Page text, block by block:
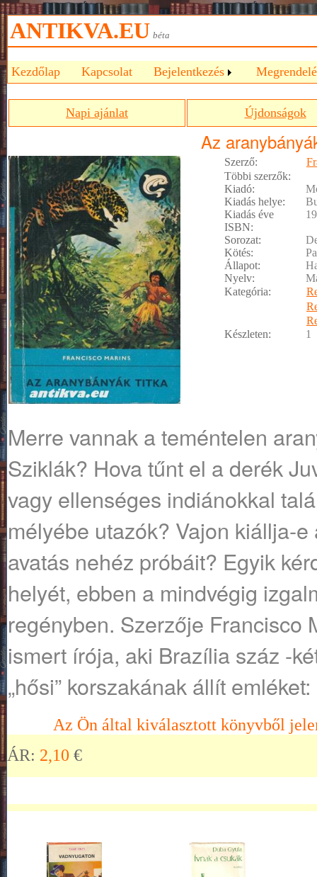
ANTIKVA.EU béta
Kezdőlap Kapcsolat Bejelentkezés
Napi ajánlat Újdonságok
Az
Szerző:
Többi szerzők:
Kiadó:
Kiadás helye:
Kiadás éve
ISBN:
Sorozat:
Kötés:
Állapot:
Nyelv:
Kategória:
Készleten:
1
Merre vannak a teméntelen
Sziklák? Hova tűnt el a derék
vagy ellenséges indiánokkal
mélyébe utazók? Vajon kiállja-
avatás nehéz próbáit? Egyik
helyét, ebben a mindvégig
regényben. Szerzője Francisco
ismert írója, aki Brazília száz -
„hősi” korszakának állít
Az Ön által kiválasztott könyvből
ÁR: 2,10 €